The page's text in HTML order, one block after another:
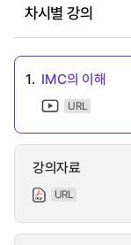
차시별 강의
1. IMC의 이해
URL
강의자료
URL